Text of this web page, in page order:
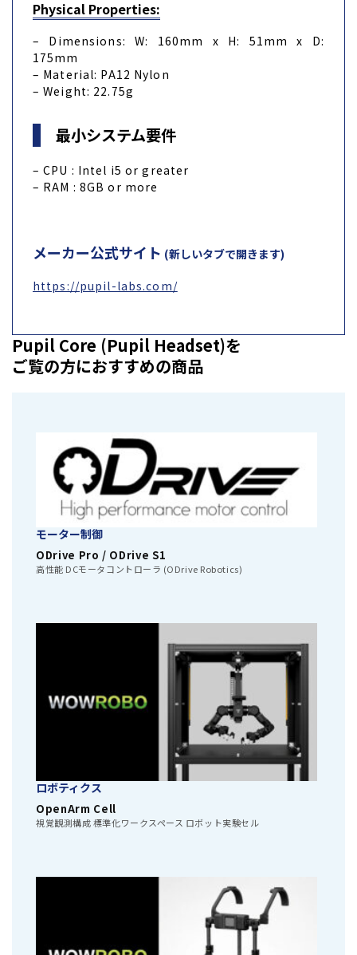
Physical Properties:
– Dimensions: W: 160mm x H: 51mm x D:
175mm
– Material: PA12 Nylon
– Weight: 22.75g
最小システム要件
– CPU : Intel i5 or greater
– RAM : 8GB or more
メーカー公式サイト (新しいタブで開きます)
https://pupil-labs.com/
Pupil Core (Pupil Headset)を
ご覧の方におすすめの商品
モーター制御
ODrive Pro / ODrive S1
高性能 DCモータコントローラ (ODrive Robotics)
ロボティクス
OpenArm Cell
視覚観測構成 標準化ワークスペース ロボット実験セル